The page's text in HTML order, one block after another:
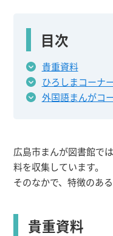
目次
貴重資料
ひろしまコーナ
外国語まんがコ
広島市まんが図書館で
料を収集しています。
そのなかで、特徴のあ
貴重資料